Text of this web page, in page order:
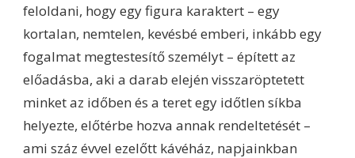
feloldani, hogy egy figura karaktert – egy
kortalan, nemtelen, kevésbé emberi, inkább egy
fogalmat megtestesítő személyt – épített az
előadásba, aki a darab elején visszaröptetett
minket az időben és a teret egy időtlen síkba
helyezte, előtérbe hozva annak rendeltetését –
ami száz évvel ezelőtt kávéház, napjainkban